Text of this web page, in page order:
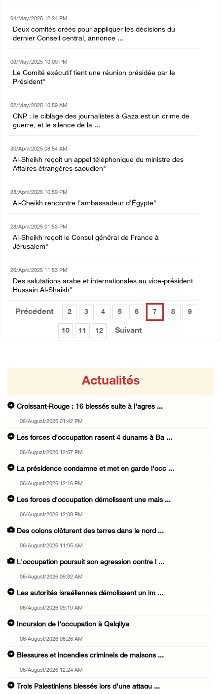
04/May/2025 12:24 PM
Deux comités créés pour appliquer les décisions du
dernier Conseil central, annonce ...
03/May/2025 10:09 PM
Le Comité exécutif tient une réunion présidée par le
Président"
02/May/2025 10:59 AM
CNP : le ciblage des journalistes à Gaza est un crime de
guerre, et le silence de la ...
30/April/2025 08:54 AM
Al-Sheikh reçoit un appel téléphonique du ministre des
Affaires étrangères saoudien"
28/April/2025 10:59 PM
Al-Cheikh rencontre l'ambassadeur d'Égypte"
28/April/2025 01:53 PM
Al-Sheikh reçoit le Consul général de France à
Jérusalem"
26/April/2025 11:53 PM
Des salutations arabe et internationales au vice-président
Hussain Al-Shaikh"
Précédent 2 3 4 5 6 7 8 9
10 11 12 Suivant
Actualités
Croissant-Rouge : 16 blessés suite à l'agres ...
06/August/2026 01:42 PM
Les forces d'occupation rasent 4 dunams à Ba ...
06/August/2026 12:57 PM
La présidence condamne et met en garde l'occ ...
06/August/2026 12:16 PM
Les forces d'occupation démolissent une mais ...
06/August/2026 12:08 PM
Des colons clôturent des terres dans le nord ...
06/August/2026 11:05 AM
L'occupation poursuit son agression contre l ...
06/August/2026 09:32 AM
Les autorités israéliennes démolissent un im ...
06/August/2026 09:10 AM
Incursion de l'occupation à Qalqilya
06/August/2026 08:26 AM
Blessures et incendies criminels de maisons ...
06/August/2026 12:24 AM
Trois Palestiniens blessés lors d'une attaqu ...